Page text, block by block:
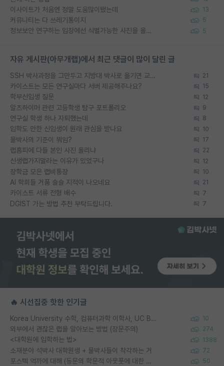
이사이트가 처음엔 정말 도움많이됐는데 13
커뮤니티는 다 쓰레기통이지 5
정보보안 연구하는 입장에선 식별가능한 사진을 올리는건 비추이긴함 5
자유 게시판(아무개랩)에서 최근 댓글이 많이 달린 글
SSH 박사과정을 그만두고 지방대 박사로 옮기면 교수의 꿈은 끝일까요? 21
카이스트는 모든 연구실마다 서버 제공해주나요? 15
학부신입생 질문 12
알츠하이머 관련 고등학생 탐구 포트폴리오 9
연구실 학생 하나 자퇴했는데 8
입학도 안한 신입생이 원래 관심을 받나요 10
물박사의 기준이 뭐임? 17
랩홈피에 다들 본인 사진 올리냐 22
신생랩가지말라는 이유가 있었구나 12
장학금 모은 랩비통장 10
AI 학회들 거품 슬슬 지적이 나오네요 21
카이스트 서류 전형 배수 7
DGIST 가는 방법 추천 부탁드립니다. 7
🔥 시선집중 핫한 인기글
Korea University 수학, 컴퓨터과학 이학사, UC Berkeley 산업공학 대학원 공학박사가 되는 것은 쉽지 않겠죠? 10
외부에서 괜찮은 랩을 알아보는 방법 (장문주의) 274
<대학원에 입학하는 법> 1388
소재분야 석박사 대학원생 + 물박사들이 착각하는 거 72
포스텍 억까에 대해 (동문의 학문적 아웃풋에 대한 반박) 50